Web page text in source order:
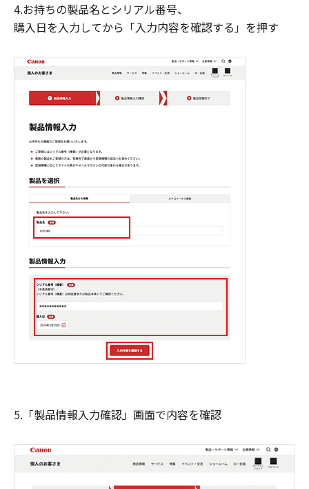
4.お持ちの製品名とシリアル番号、
購入日を入力してから「入力内容を確認する」を押す
5.「製品情報入力確認」画面で内容を確認